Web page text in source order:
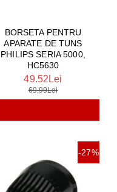
BORSETA PENTRU
APARATE DE TUNS
PHILIPS SERIA 5000,
HC5630
49.52Lei
69.99Lei
-27%